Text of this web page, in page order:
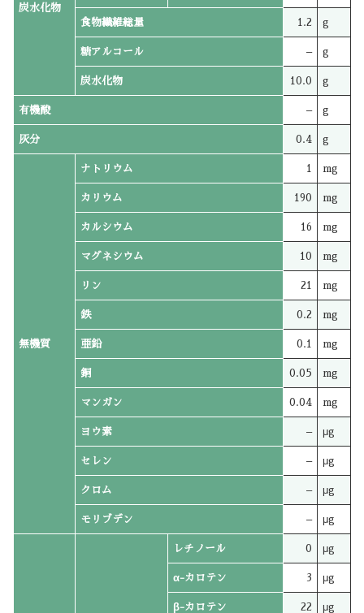
炭水化物
食物繊維総量 1.2 g
糖アルコール – g
炭水化物 10.0 g
有機酸 – g
灰分 0.4 g
無機質
ナトリウム 1 mg
カリウム 190 mg
カルシウム 16 mg
マグネシウム 10 mg
リン 21 mg
鉄 0.2 mg
亜鉛 0.1 mg
銅 0.05 mg
マンガン 0.04 mg
ヨウ素 – μg
セレン – μg
クロム – μg
モリブデン – μg
レチノール 0 μg
α-カロテン 3 μg
β-カロテン 22 μg